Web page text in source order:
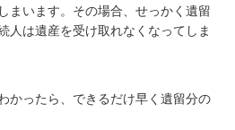
まいます。その場合、せっかく遺留
人は遺産を受け取れなくなってしま
かったら、できるだけ早く遺留分の